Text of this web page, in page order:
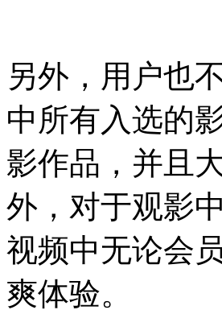
另外，用户也
中所有入选的
影作品，并且
外，对于观影
视频中无论会
爽体验。